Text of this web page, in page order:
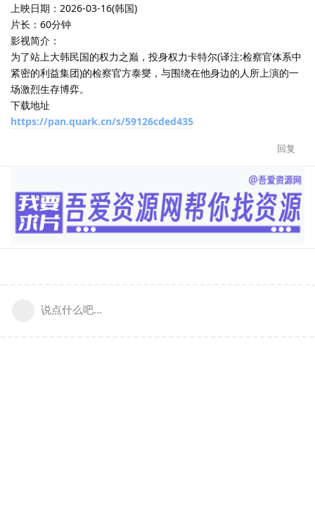
上映日期：2026-03-16(韩国)
片长：60分钟
影视简介：
为了站上大韩民国的权力之巅，投身权力卡特尔(译注:检察官体系中
紧密的利益集团)的检察官方泰燮，与围绕在他身边的人所上演的一
场激烈生存博弈。
下载地址
https://pan.quark.cn/s/59126cded435
回复
说点什么吧...